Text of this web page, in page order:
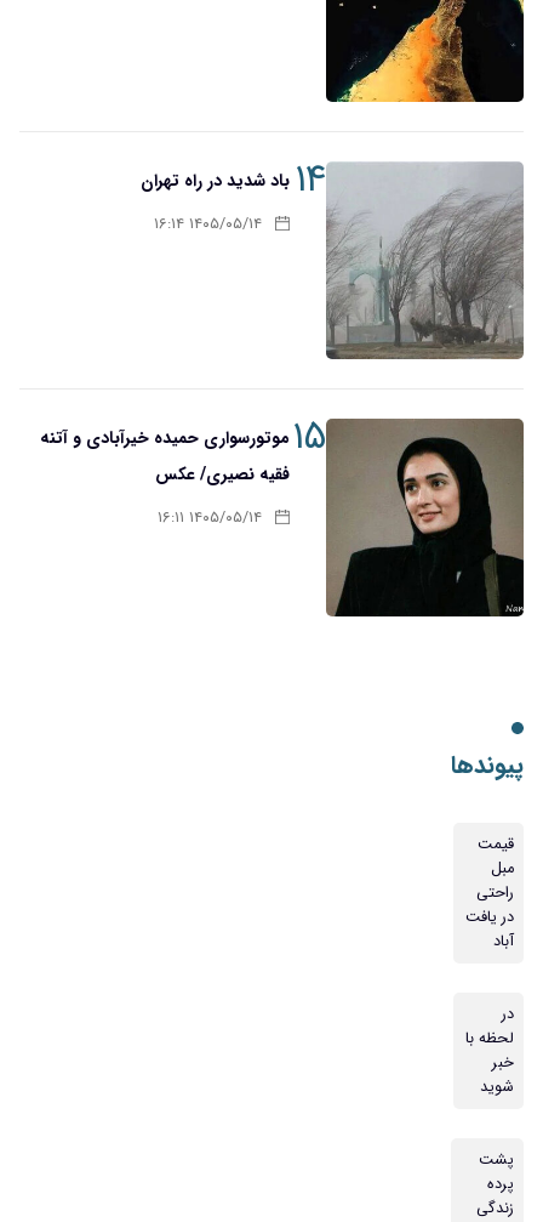
۱۴
۱۴۰۵/۰۵/۱۴ ۱۶:۱۴
۱۵ موتورسواری حمیده خیرآبادی و آتنه
فقیه نصیری/ عکس
۱۴۰۵/۰۵/۱۴ ۱۶:۱۱